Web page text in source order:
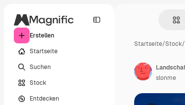
Erstellen
Startseite
Suchen
Stock
Entdecken
Startseite/Stock/
slonme